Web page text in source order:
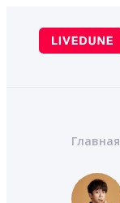
содержимому
Главная